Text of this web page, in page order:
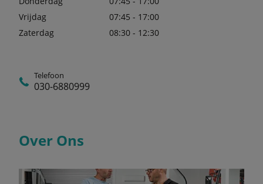
Vrijdag
07:45 - 17:00
Zaterdag
08:30 - 12:30
Telefoon
030-6880999
Over Ons